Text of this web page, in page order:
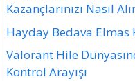
Kazançlarınızı Nasıl
Hayday Bedava Elmas
Valorant Hile
Kontrol Arayışı